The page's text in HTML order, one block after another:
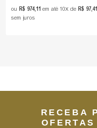
ou R$ 974,11 em até 10 de R$ 9741
sem juros
RECEBA